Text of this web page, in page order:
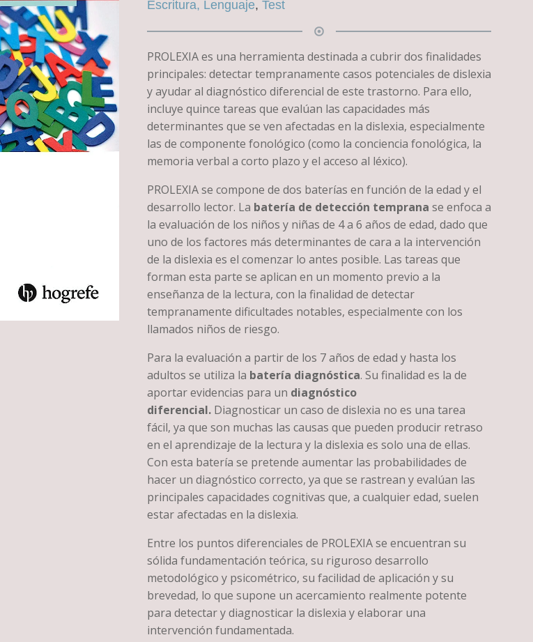
Escritura, Lenguaje, Test
PROLEXIA es una herramienta destinada a cubrir dos finalidades
principales: detectar tempranamente casos potenciales de dislexia
y ayudar al diagnóstico diferencial de este trastorno. Para ello,
incluye quince tareas que evalúan las capacidades más
determinantes que se ven afectadas en la dislexia, especialmente
las de componente fonológico (como la conciencia fonológica, la
memoria verbal a corto plazo y el acceso al léxico).
PROLEXIA se compone de dos baterías en función de la edad y el
desarrollo lector. La batería de detección temprana se enfoca a
la evaluación de los niños y niñas de 4 a 6 años de edad, dado que
uno de los factores más determinantes de cara a la intervención
de la dislexia es el comenzar lo antes posible. Las tareas que
forman esta parte se aplican en un momento previo a la
enseñanza de la lectura, con la finalidad de detectar
tempranamente dificultades notables, especialmente con los
llamados niños de riesgo.
Para la evaluación a partir de los 7 años de edad y hasta los
adultos se utiliza la batería diagnóstica. Su finalidad es la de
aportar evidencias para un diagnóstico
diferencial. Diagnosticar un caso de dislexia no es una tarea
fácil, ya que son muchas las causas que pueden producir retraso
en el aprendizaje de la lectura y la dislexia es solo una de ellas.
Con esta batería se pretende aumentar las probabilidades de
hacer un diagnóstico correcto, ya que se rastrean y evalúan las
principales capacidades cognitivas que, a cualquier edad, suelen
estar afectadas en la dislexia.
Entre los puntos diferenciales de PROLEXIA se encuentran su
sólida fundamentación teórica, su riguroso desarrollo
metodológico y psicométrico, su facilidad de aplicación y su
brevedad, lo que supone un acercamiento realmente potente
para detectar y diagnosticar la dislexia y elaborar una
intervención fundamentada.